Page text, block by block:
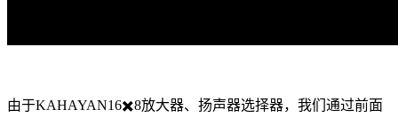
由于KAHAYAN16✖️8放大器、扬声器选择器，我们通过前面